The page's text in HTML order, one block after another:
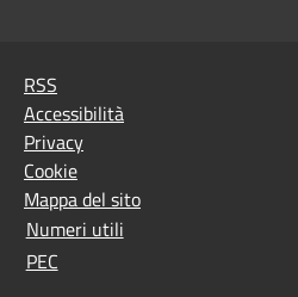
RSS
Accessibilità
Privacy
Cookie
Mappa del sito
Numeri utili
PEC